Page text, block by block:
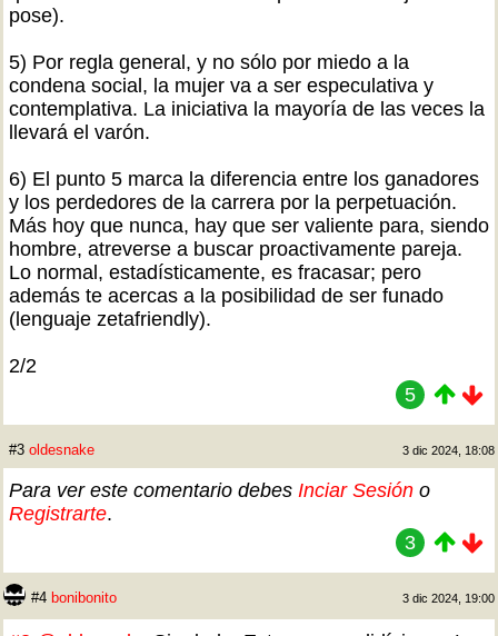
pose).
5) Por regla general, y no sólo por miedo a la
condena social, la mujer va a ser especulativa y
contemplativa. La iniciativa la mayoría de las veces la
llevará el varón.
6) El punto 5 marca la diferencia entre los ganadores
y los perdedores de la carrera por la perpetuación.
Más hoy que nunca, hay que ser valiente para, siendo
hombre, atreverse a buscar proactivamente pareja.
Lo normal, estadísticamente, es fracasar; pero
además te acercas a la posibilidad de ser funado
(lenguaje zetafriendly).
2/2
5
#3 oldesnake 3 dic 2024, 18:08
Para ver este comentario debes Inciar Sesión o
Registrarte.
3
#4 bonibonito 3 dic 2024, 19:00